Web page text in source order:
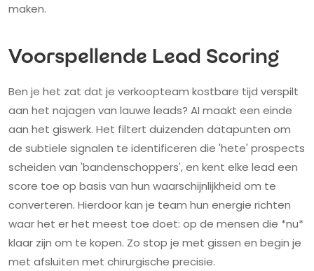
maken.
Voorspellende Lead Scoring
Ben je het zat dat je verkoopteam kostbare tijd verspilt
aan het najagen van lauwe leads? AI maakt een einde
aan het giswerk. Het filtert duizenden datapunten om
de subtiele signalen te identificeren die 'hete' prospects
scheiden van 'bandenschoppers', en kent elke lead een
score toe op basis van hun waarschijnlijkheid om te
converteren. Hierdoor kan je team hun energie richten
waar het er het meest toe doet: op de mensen die *nu*
klaar zijn om te kopen. Zo stop je met gissen en begin je
met afsluiten met chirurgische precisie.